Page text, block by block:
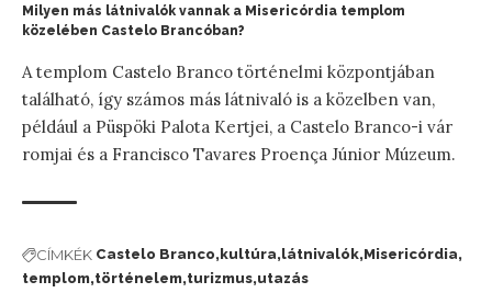
Milyen más látnivalók vannak a Misericórdia templom
közelében Castelo Brancóban?
A templom Castelo Branco történelmi központjában
található, így számos más látnivaló is a közelben van,
például a Püspöki Palota Kertjei, a Castelo Branco-i vár
romjai és a Francisco Tavares Proença Júnior Múzeum.
CÍMKÉK Castelo Branco kultúra látnivalók Misericórdia
templom történelem turizmus utazás